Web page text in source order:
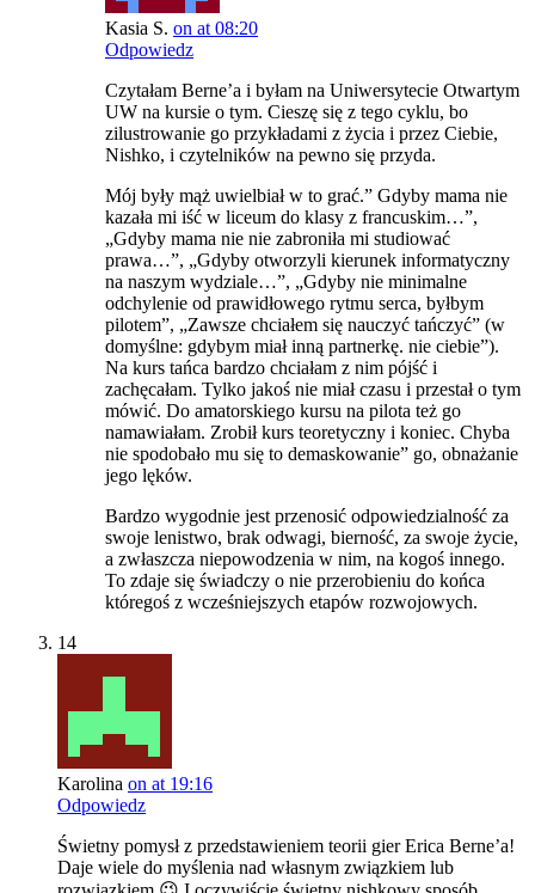
Kasia S. on at 08:20
Odpowiedz
Czytałam Berne’a i byłam na Uniwersytecie Otwartym
UW na kursie o tym. Cieszę się z tego cyklu, bo
zilustrowanie go przykładami z życia i przez Ciebie,
Nishko, i czytelników na pewno się przyda.
Mój były mąż uwielbiał w to grać.” Gdyby mama nie
kazała mi iść w liceum do klasy z francuskim…”,
„Gdyby mama nie nie zabroniła mi studiować
prawa…”, „Gdyby otworzyli kierunek informatyczny
na naszym wydziale…”, „Gdyby nie minimalne
odchylenie od prawidłowego rytmu serca, byłbym
pilotem”, „Zawsze chciałem się nauczyć tańczyć” (w
domyślne: gdybym miał inną partnerkę. nie ciebie”).
Na kurs tańca bardzo chciałam z nim pójść i
zachęcałam. Tylko jakoś nie miał czasu i przestał o tym
mówić. Do amatorskiego kursu na pilota też go
namawiałam. Zrobił kurs teoretyczny i koniec. Chyba
nie spodobało mu się to demaskowanie” go, obnażanie
jego lęków.
Bardzo wygodnie jest przenosić odpowiedzialność za
swoje lenistwo, brak odwagi, bierność, za swoje życie,
a zwłaszcza niepowodzenia w nim, na kogoś innego.
To zdaje się świadczy o nie przerobieniu do końca
któregoś z wcześniejszych etapów rozwojowych.
14
Karolina on at 19:16
Odpowiedz
Świetny pomysł z przedstawieniem teorii gier Erica Berne’a!
Daje wiele do myślenia nad własnym związkiem lub